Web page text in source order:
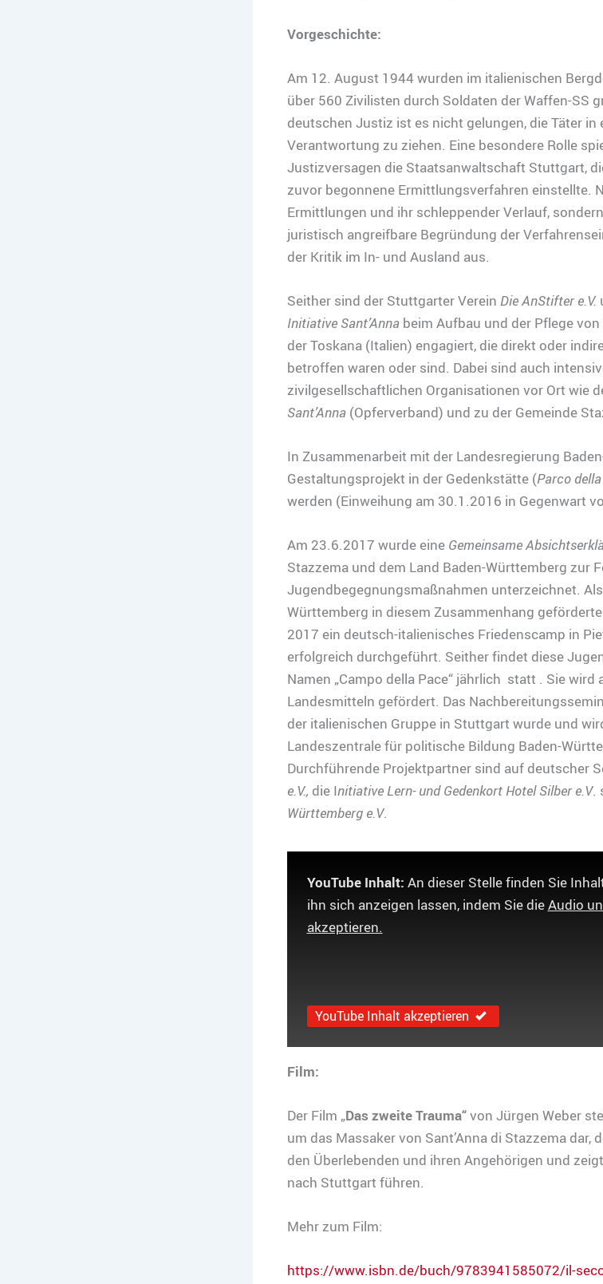
Vorgeschichte:
Am 12. August 1944 wurden im italienischen
über 560 Zivilisten durch Soldaten der Waffen-SS
deutschen Justiz ist es nicht gelungen, die Täter
Verantwortung zu ziehen. Eine besondere Rolle
Justizversagen die Staatsanwaltschaft Stuttgart,
zuvor begonnene Ermittlungsverfahren einstellte.
Ermittlungen und ihr schleppender Verlauf,
juristisch angreifbare Begründung der
der Kritik im In- und Ausland aus.
Seither sind der Stuttgarter Verein Die AnStifter e.V.
Initiative Sant’Annabeim Aufbau und der Pflege
der Toskana (Italien) engagiert, die direkt oder
betroffen waren oder sind. Dabei sind auch
zivilgesellschaftlichen Organisationen vor Ort wie
Sant’Anna(Opferverband) und zu der Gemeinde
In Zusammenarbeit mit der Landesregierung
Gestaltungsprojekt in der Gedenkstätte (Parco
werden (Einweihung am 30.1.2016 in Gegenwart
Am 23.6.2017 wurde eine Gemeinsame
Stazzema und dem Land Baden-Württemberg zur
Jugendbegegnungsmaßnahmen unterzeichnet.
Württemberg in diesem Zusammenhang
2017 ein deutsch-italienisches Friedenscamp in
erfolgreich durchgeführt. Seither findet diese
Namen „Campo della Pace“ jährlich statt . Sie wird
Landesmitteln gefördert. Das
der italienischen Gruppe in Stuttgart wurde und
Landeszentrale für politische Bildung Baden-
Durchführende Projektpartner sind auf deutscher
e.V., die Initiative Lern- und Gedenkort Hotel Silber e.V.
Württemberg e.V.
YouTube Inhalt: An dieser Stelle finden Sie
ihn sich anzeigen lassen, indem Sie dieAudio
akzeptieren.
YouTube Inhalt akzeptieren
Film:
Der Film „Das zweite Trauma“von Jürgen Weber
um das Massaker von Sant’Anna di Stazzema dar,
den Überlebenden und ihren Angehörigen und
nach Stuttgart führen.
Mehr zum Film:
https://www.isbn.de/buch/9783941585072/il-